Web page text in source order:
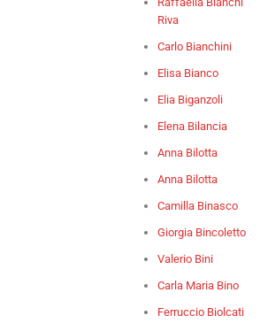
Riva
Carlo Bianchini
Elisa Bianco
Elia Biganzoli
Elena Bilancia
Anna Bilotta
Anna Bilotta
Camilla Binasco
Giorgia Bincoletto
Valerio Bini
Carla Maria Bino
Ferruccio Biolcati